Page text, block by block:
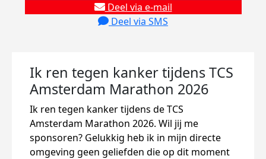
Deel via e-mail
Deel via SMS
Ik ren tegen kanker tijdens TCS
Amsterdam Marathon 2026
Ik ren tegen kanker tijdens de TCS
Amsterdam Marathon 2026. Wil jij me
sponsoren? Gelukkig heb ik in mijn directe
omgeving geen geliefden die op dit moment